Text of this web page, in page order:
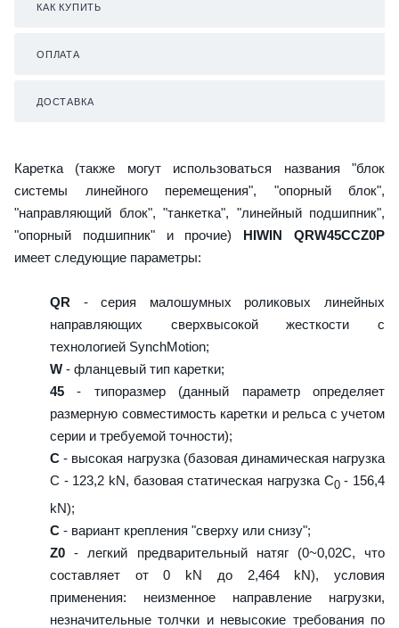
КАК КУПИТЬ
ОПЛАТА
ДОСТАВКА
Каретка (также могут использоваться названия "блок
системы линейного перемещения", "опорный блок",
"направляющий блок", "танкетка", "линейный подшипник",
"опорный подшипник" и прочие) HIWIN QRW45CCZ0P
имеет следующие параметры:
QR - серия малошумных роликовых линейных
направляющих сверхвысокой жесткости с
технологией SynchMotion;
W - фланцевый тип каретки;
45 - типоразмер (данный параметр определяет
размерную совместимость каретки и рельса с учетом
серии и требуемой точности);
C - высокая нагрузка (базовая динамическая нагрузка
C - 123,2 kN, базовая статическая нагрузка С0- 156,4
kN);
C - вариант крепления "сверху или снизу";
Z0 - легкий предварительный натяг (0~0,02C, что
составляет от 0 kN до 2,464 kN), условия
применения: неизменное направление нагрузки,
незначительные толчки и невысокие требования по